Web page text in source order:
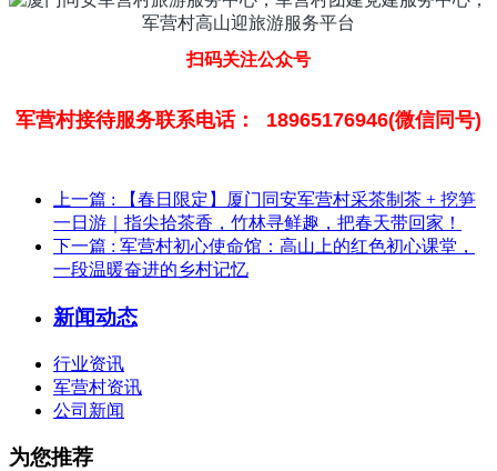
扫码关注公众号
军营村接待服务联系电话： 18965176946(微信同号)
上一篇 : 【春日限定】厦门同安军营村采茶制茶 + 挖笋
一日游｜指尖拾茶香，竹林寻鲜趣，把春天带回家！
下一篇 : 军营村初心使命馆：高山上的红色初心课堂，
一段温暖奋进的乡村记忆
新闻动态
行业资讯
军营村资讯
公司新闻
为您推荐